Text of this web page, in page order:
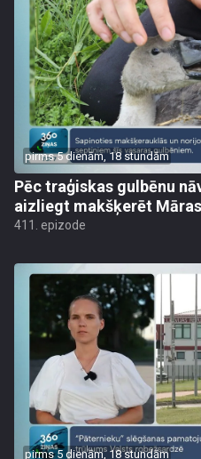
pirms 5 dienām, 18 stundām
Pēc traģiskas gulbēnu
aizliegt makšķerēt
411. epizode
pirms 5 dienām, 18 stundām